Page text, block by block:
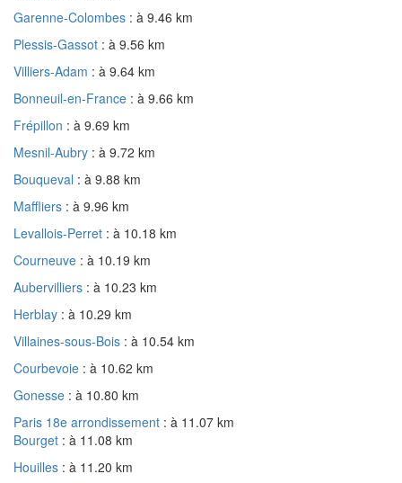
Garenne-Colombes : à 9.46 km
Plessis-Gassot : à 9.56 km
Villiers-Adam : à 9.64 km
Bonneuil-en-France : à 9.66 km
Frépillon : à 9.69 km
Mesnil-Aubry : à 9.72 km
Bouqueval : à 9.88 km
Maffliers : à 9.96 km
Levallois-Perret : à 10.18 km
Courneuve : à 10.19 km
Aubervilliers : à 10.23 km
Herblay : à 10.29 km
Villaines-sous-Bois : à 10.54 km
Courbevoie : à 10.62 km
Gonesse : à 10.80 km
Paris 18e arrondissement : à 11.07 km
Bourget : à 11.08 km
Houilles : à 11.20 km